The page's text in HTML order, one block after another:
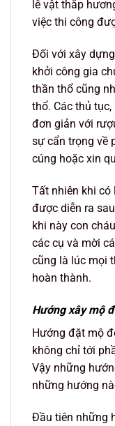
lễ vật thắp
việc thi công
Đối với xây
khởi công gia
thần thổ cũng
thổ. Các thủ
đơn giản với
sự cẩn trọng về
cúng hoặc xin
Tất nhiên khi có
được diễn ra
khi này con
các cụ và mời
cũng là lúc mọi
hoàn thành.
Hướng xây mộ
Hướng đặt mộ
không chỉ tới
Vậy những
những hướng
Đầu tiên những